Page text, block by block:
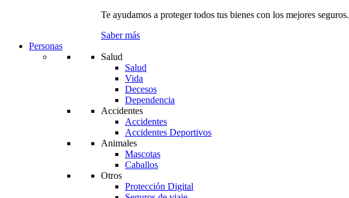
Te ayudamos a proteger todos tus bienes con los mejores seguros.
Saber más
Personas
Salud
Salud
Vida
Decesos
Dependencia
Accidentes
Accidentes
Accidentes Deportivos
Animales
Mascotas
Caballos
Otros
Protección Digital